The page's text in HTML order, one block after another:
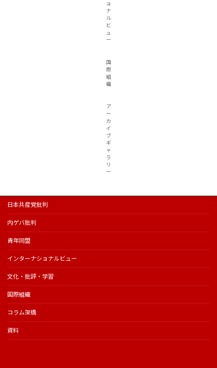
ョ
ナ
ル
ビ
ュ
ー
国
際
組
織
ア
ー
カ
イ
ブ
ギ
ャ
ラ
リ
ー
日本共産党批判
内ゲバ批判
青年同盟
インターナショナルビュー
文化・批評・学習
国際組織
コラム架橋
資料